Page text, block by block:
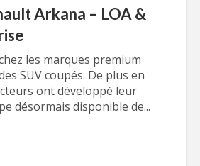
Arkana – LOA &
les marques premium
SUV coupés. De plus en
ont développé leur
désormais disponible de...